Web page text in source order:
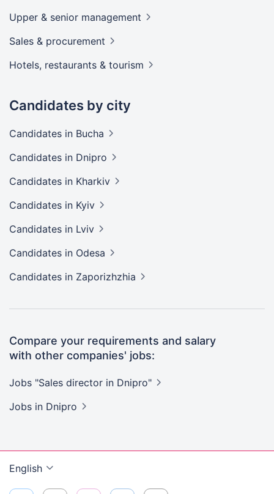
Upper & senior management
Sales & procurement
Hotels, restaurants & tourism
Candidates by city
Candidates in Bucha
Candidates in Dnipro
Candidates in Kharkiv
Candidates in Kyiv
Candidates in Lviv
Candidates in Odesa
Candidates in Zaporizhzhia
Compare your requirements and salary
with other companies' jobs:
Jobs "Sales director in Dnipro"
Jobs in Dnipro
English